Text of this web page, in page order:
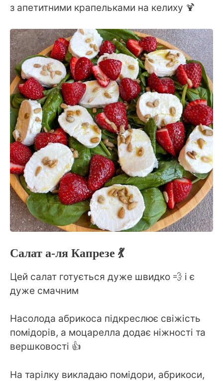
з апетитними крапельками на келиху 🍹
Салат а-ля Капрезе 💃
Цей салат готується дуже швидко 💨 і є
дуже смачним
Насолода абрикоса підкреслює свіжість
помідорів, а моцарелла додає ніжності та
вершковості 👍
На тарілку викладаю помідори, абрикоси,